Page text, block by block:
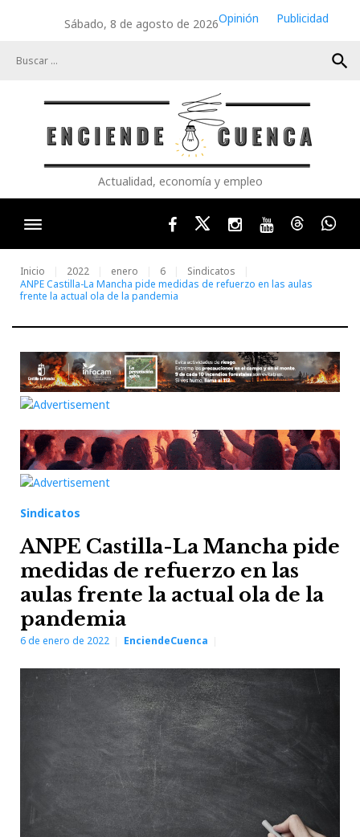
Sábado, 8 de agosto de 2026Opinión
Publicidad
search
Actualidad, economía y empleo
FacebookTwitterInstagram
YoutubeThreads
Inicio 2022 enero 6
Sindicatos
ANPE Castilla-La Mancha pide medidas de refuerzo en las aulas
frente la actual ola de la pandemia
Sindicatos
ANPE Castilla-La Mancha pide
medidas de refuerzo en las
aulas frente la actual ola de la
pandemia
6 de enero de 2022 EnciendeCuenca